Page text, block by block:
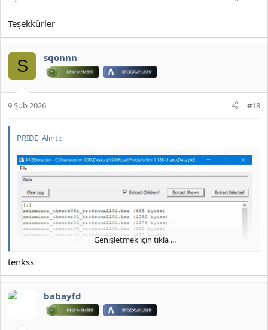
Teşekkürler
S sqonnn
9 Şub 2026 #18
PRIDE' Alıntı:
Genişletmek için tıkla ...
tenkss
babayfd